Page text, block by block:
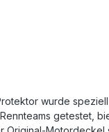
wurde
getestet,